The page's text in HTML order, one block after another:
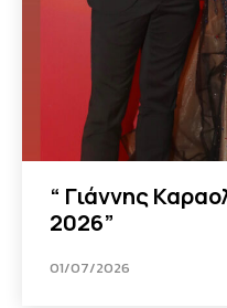
“ Γιάννης
2026”
01/07/2026